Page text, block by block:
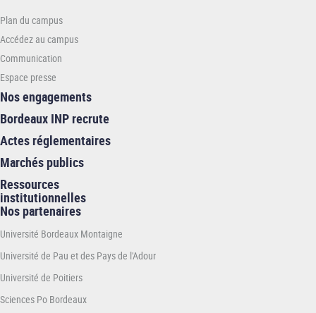
INP
Plan du campus
Accédez au campus
Communication
Espace presse
Nos engagements
Bordeaux INP recrute
Actes réglementaires
Marchés publics
Ressources
institutionnelles
Nos partenaires
Université Bordeaux Montaigne
Université de Pau et des Pays de l'Adour
Université de Poitiers
Sciences Po Bordeaux